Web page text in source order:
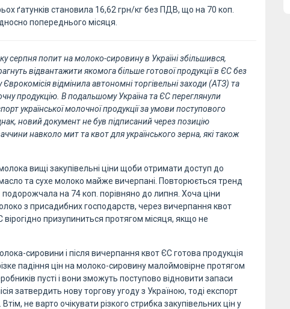
ґатунків становила 16,62 грн/кг без ПДВ, що на 70 коп.
попереднього місяця.
серпня попит на молоко-сировину в Україні збільшився,
відвантажити якомога більше готової продукції в ЄС без
відмінила автономні торгівельні заходи (АТЗ) та
продукцію. В подальшому Україна та ЄС переглянули
української молочної продукції за умови поступового
новий документ не був підписаний через позицію
навколо мит та квот для українського зерна, які також
вищі закупівельні ціни щоби отримати доступ до
та сухе молоко майже вичерпані. Повторюється тренд
на 74 коп. порівняно до липня. Хоча ціни
з присадибних господарств, через вичерпання квот
призупиниться протягом місяця, якщо не
сировини і після вичерпання квот ЄС готова продукція
падіння цін на молоко-сировину малоймовірне протягом
пусті і вони зможуть поступово відновити запаси
затвердить нову торгову угоду з Україною, тоді експорт
не варто очікувати різкого стрибка закупівельних цін у